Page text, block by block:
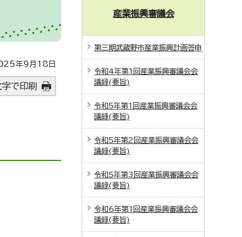
年9月18日
で印刷
産業振興審議会
第三期武蔵野市産業振興計画答申
令和4年第1回産業振興審議会会
議録(要旨)
令和5年第1回産業振興審議会会
議録(要旨)
令和5年第2回産業振興審議会会
議録(要旨)
令和5年第3回産業振興審議会会
議録(要旨)
令和6年第1回産業振興審議会会
議録(要旨)